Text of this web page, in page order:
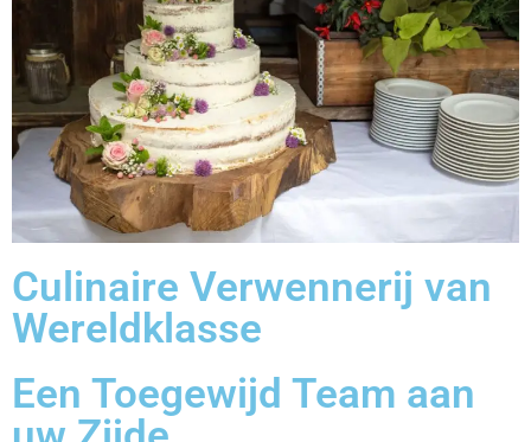
Culinaire Verwennerij van
Wereldklasse
Een Toegewijd Team aan